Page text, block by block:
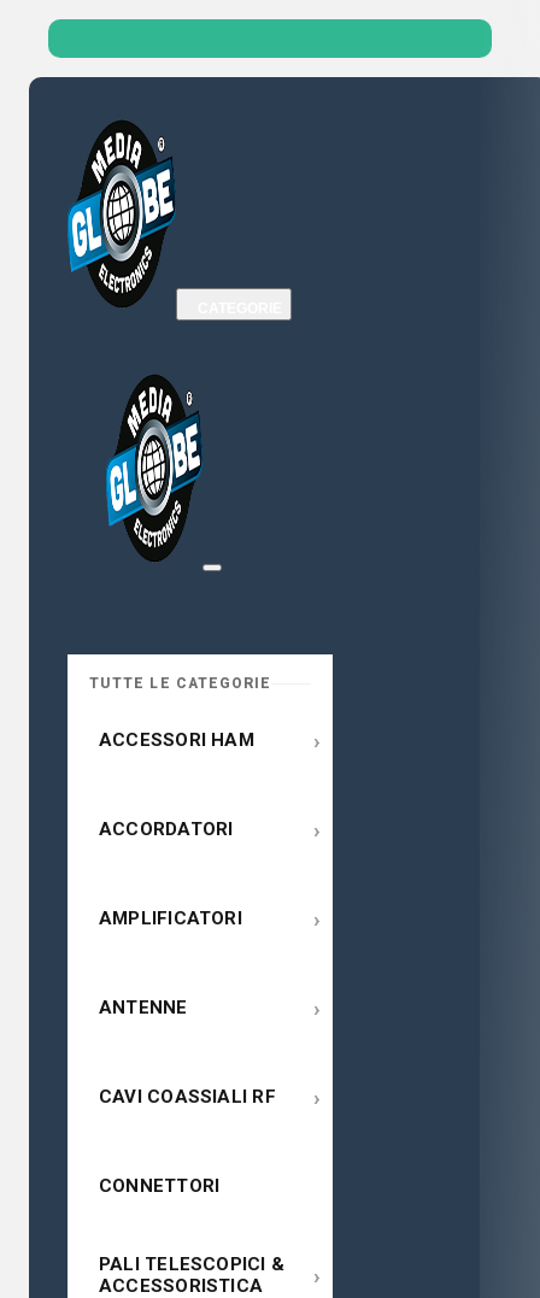
TUTTE LE CATEGORIE
ACCESSORI HAM ›
ACCORDATORI ›
AMPLIFICATORI ›
ANTENNE ›
CAVI COASSIALI RF ›
CONNETTORI
PALI TELESCOPICI &
ACCESSORISTICA
›